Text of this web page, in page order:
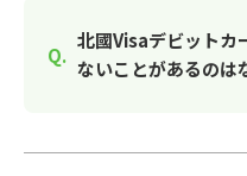
北國Visaデビットカ
ないことがあるのは